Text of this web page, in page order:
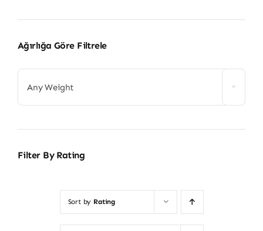
Ağırlığa Göre Filtrele
Any Weight
Filter By Rating
Sort by Rating